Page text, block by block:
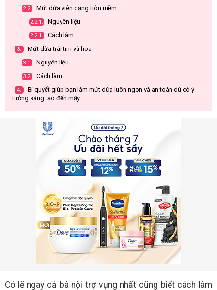
2.2. Mứt dừa viên dạng tròn mềm
2.2.1. Nguyên liệu
2.2.1. Cách làm
3. Mứt dừa trái tim và hoa
3.1. Nguyên liệu
3.2. Cách làm
4.
Bí quyết giúp bạn làm mứt dừa luôn ngon và an toàn dù có ý
tưởng sáng tạo đến mấy
Có lẽ ngay cả bà nội trợ vụng nhất cũng biết cách làm